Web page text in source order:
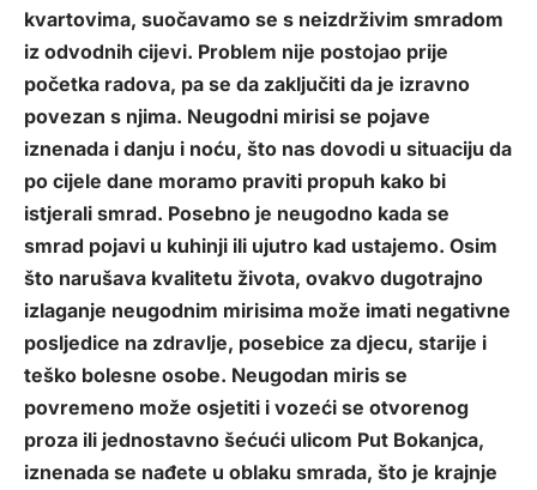
kvartovima, suočavamo se s neizdrživim smradom
iz odvodnih cijevi. Problem nije postojao prije
početka radova, pa se da zaključiti da je izravno
povezan s njima. Neugodni mirisi se pojave
iznenada i danju i noću, što nas dovodi u situaciju da
po cijele dane moramo praviti propuh kako bi
istjerali smrad. Posebno je neugodno kada se
smrad pojavi u kuhinji ili ujutro kad ustajemo. Osim
što narušava kvalitetu života, ovakvo dugotrajno
izlaganje neugodnim mirisima može imati negativne
posljedice na zdravlje, posebice za djecu, starije i
teško bolesne osobe. Neugodan miris se
povremeno može osjetiti i vozeći se otvorenog
proza ili jednostavno šećući ulicom Put Bokanjca,
iznenada se nađete u oblaku smrada, što je krajnje